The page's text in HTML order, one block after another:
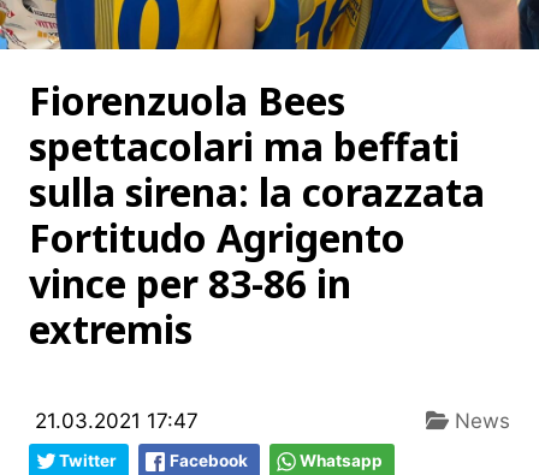
Fiorenzuola Bees
spettacolari ma beffati
sulla sirena: la corazzata
Fortitudo Agrigento
vince per 83-86 in
extremis
21.03.2021 17:47 News
Twitter Facebook Whatsapp